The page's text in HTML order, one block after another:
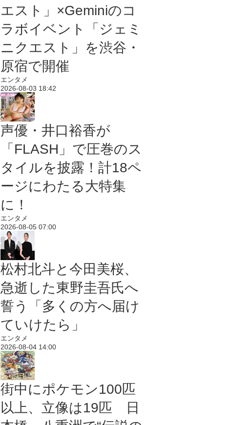
エスト」×Geminiのコ
ラボイベント「ジェミ
ニクエスト」を渋谷・
原宿で開催
エンタメ
2026-08-03 18:42
声優・井口裕香が
「FLASH」で圧巻のス
タイルを披露！計18ペ
ージにわたる大特集
に！
エンタメ
2026-08-05 07:00
松村北斗と今田美桜、
急逝した東野圭吾氏へ
誓う「多くの方へ届け
ていけたら」
エンタメ
2026-08-04 14:00
街中にポケモン100匹
以上、立像は19匹 日